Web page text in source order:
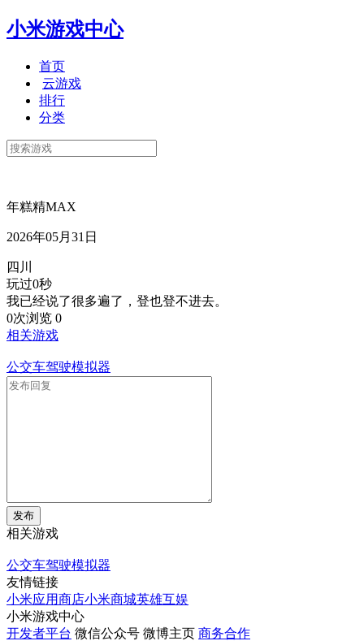
小米游戏中心
首页
云游戏
排行
分类
年糕精MAX
2026年05月31日
四川
玩过0秒
我已经说了很多遍了，登也登不进去。
0次浏览 0
相关游戏
公交车驾驶模拟器
发布
相关游戏
公交车驾驶模拟器
友情链接
小米应用商店小米商城英雄互娱
小米游戏中心
开发者平台 微信公众号 微博主页 商务合作